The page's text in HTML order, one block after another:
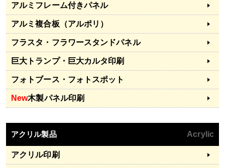
アルミフレーム付きパネル
アルミ複合板（アルポリ）
フラスタ・フラワースタンドパネル
巨大トランプ・巨大カルタ印刷
フォトブース・フォトスポット
New木製パネル印刷
アクリル製品 Acrylic
アクリル印刷